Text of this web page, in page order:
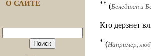
О САЙТЕ
** (Бенедикт и
Кто дерзнет
* (Например,